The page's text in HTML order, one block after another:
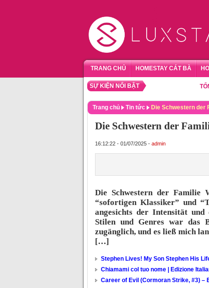
TRANG CHỦ HOMESTAY CÁT BÀ
SỰ KIỆN NỔI BẬT TỔNG
Trang chủ Tin tức Die Schwestern der
Die Schwestern der
16:12:22 - 01/07/2025 - admin
Die Schwestern der Familie
“sofortigen Klassiker” und
angesichts der Intensität und
Stilen und Genres war das
zugänglich, und es ließ mich
[…]
Stephen Lives! My Son Stephen His
Chiamami col tuo nome | Edizione
Career of Evil (Cormoran Strike, #3) –